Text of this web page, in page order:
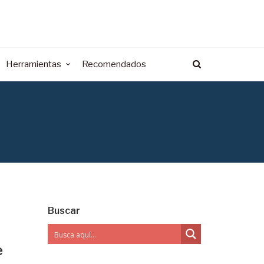
Herramientas Recomendados
Buscar